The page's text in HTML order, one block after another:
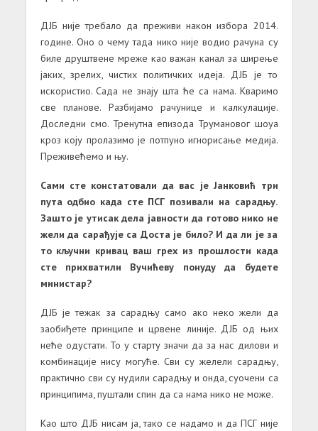
ДЈБ није требало да преживи након избора 2014.
године. Оно о чему тада нико није водио рачуна су
биле друштвене мреже као важан канал за ширење
јаких, зрелих, чистих политичких идеја. ДЈБ је то
искористио. Сада не знају шта ће са нама. Кваримо
све планове. Разбијамо рачунице и калкулације.
Доследни смо. Тренутна епизода Трумановог шоуа
кроз коју пролазимо је потпуно игнорисање медија.
Преживећемо и њу.
Сами сте констатовали да вас је Јанковић три
пута одбио када сте ПСГ позивали на сарадњу.
Зашто је утисак дела јавности да готово нико не
жели да сарађује са Доста је било? И да ли је за
то кључни кривац ваш грех из прошлости када
сте прихватили Вучићеву понуду да будете
министар?
ДЈБ је тежак за сарадњу само ако неко жели да
заобиђете принципе и црвене линије. ДЈБ од њих
неће одустати. То у старту значи да за нас дилови и
комбинације нису могуће. Сви су желели сарадњу,
практично сви су нудили сарадњу и онда, суочени са
принципима, пуштали спин да са нама нико не може.
Као што ДЈБ нисам ја, тако се надамо и да ПСГ није